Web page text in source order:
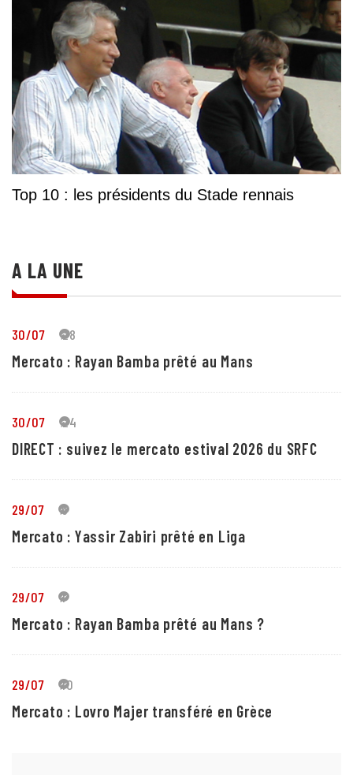
Top 10 : les présidents du Stade rennais
A LA UNE
30/07 28
Mercato : Rayan Bamba prêté au Mans
30/07 24
DIRECT : suivez le mercato estival 2026 du SRFC
29/07 5
Mercato : Yassir Zabiri prêté en Liga
29/07 1
Mercato : Rayan Bamba prêté au Mans ?
29/07 10
Mercato : Lovro Majer transféré en Grèce